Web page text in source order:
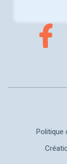
Politique